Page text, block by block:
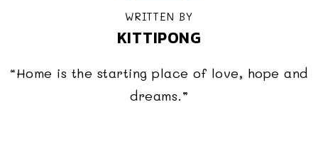
WRITTEN BY
KITTIPONG
“Home is the starting place of love, hope and
dreams.”